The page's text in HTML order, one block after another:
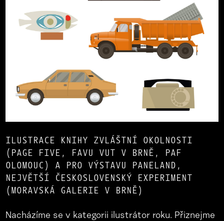
ILUSTRACE KNIHY ZVLÁŠTNÍ OKOLNOSTI
(PAGE FIVE, FAVU VUT V BRNĚ, PAF
OLOMOUC) A PRO VÝSTAVU PANELAND,
NEJVĚTŠÍ ČESKOSLOVENSKÝ EXPERIMENT
(MORAVSKÁ GALERIE V BRNĚ)
Nacházíme se v kategorii ilustrátor roku. Přiznejme